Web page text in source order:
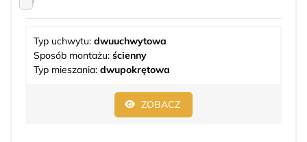
Typ uchwytu: dwuuchwytowa
Sposób montażu: ścienny
Typ mieszania: dwupokrętowa
ZOBACZ